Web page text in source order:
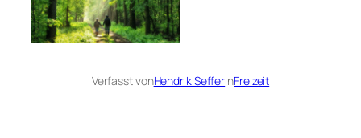
Verfasst vonHendrik SefferinFreizeit